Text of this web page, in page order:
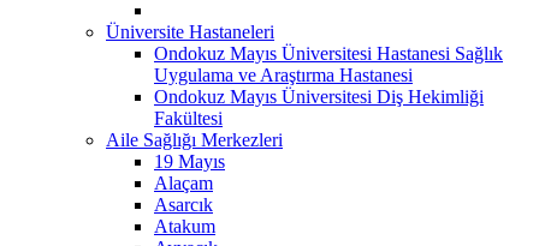
Üniversite Hastaneleri
Ondokuz Mayıs Üniversitesi Hastanesi Sağlık
Uygulama ve Araştırma Hastanesi
Ondokuz Mayıs Üniversitesi Diş Hekimliği
Fakültesi
Aile Sağlığı Merkezleri
19 Mayıs
Alaçam
Asarcık
Atakum